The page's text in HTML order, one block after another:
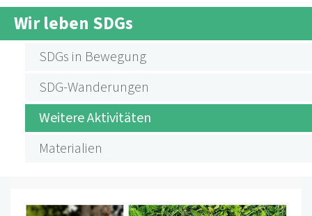
SUBMENU
AKTIVITÄTEN
SDGS
Wir leben SDGs
SDGs in Bewegung
SDG-Wanderungen
Weitere Aktivitäten
Materialien